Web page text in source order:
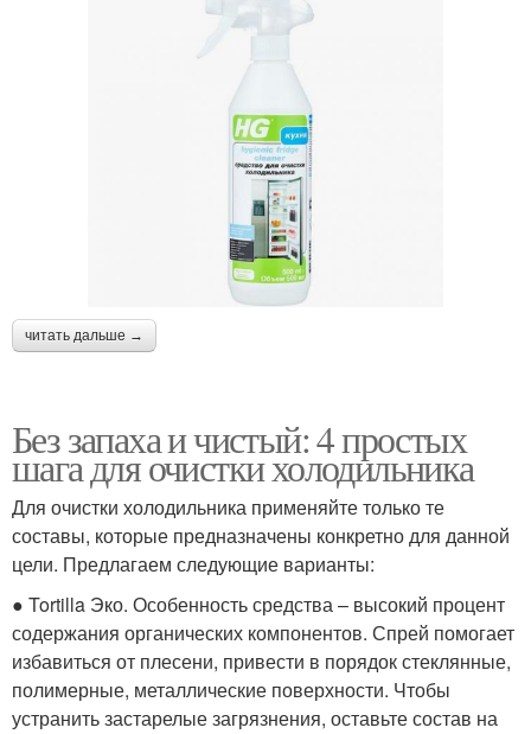
читать дальше →
Без запаха и чистый: 4 простых
шага для очистки холодильника
Для очистки холодильника применяйте только те
составы, которые предназначены конкретно для данной
цели. Предлагаем следующие варианты:
● Tortilla Эко. Особенность средства – высокий процент
содержания органических компонентов. Спрей помогает
избавиться от плесени, привести в порядок стеклянные,
полимерные, металлические поверхности. Чтобы
устранить застарелые загрязнения, оставьте состав на